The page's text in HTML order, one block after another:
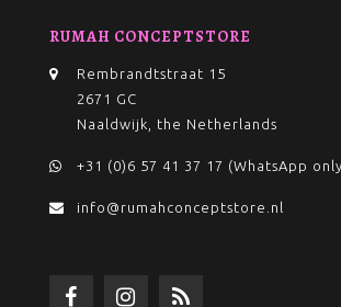
RUMAH CONCEPTSTORE
Rembrandtstraat 15
2671 GC
Naaldwijk, the Netherlands
+31 (0)6 57 41 37 17 (WhatsApp
info@rumahconceptstore.nl